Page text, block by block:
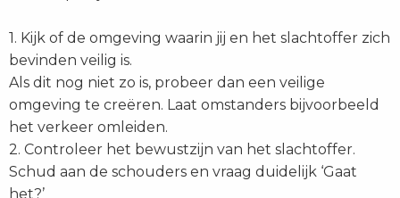
1. Kijk of de omgeving waarin jij en het slachtoffer zich
bevinden veilig is.
Als dit nog niet zo is, probeer dan een veilige
omgeving te creëren. Laat omstanders bijvoorbeeld
het verkeer omleiden.
2. Controleer het bewustzijn van het slachtoffer.
Schud aan de schouders en vraag duidelijk ‘Gaat
het?’